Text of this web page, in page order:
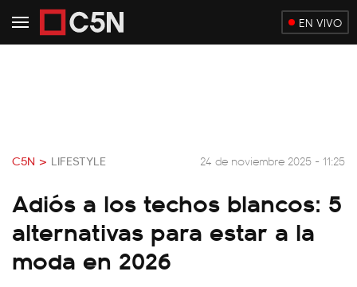
EN VIVO
C5N > LIFESTYLE 24 de noviembre 2025 - 11:25
Adiós a los techos blancos: 5
alternativas para estar a la
moda en 2026